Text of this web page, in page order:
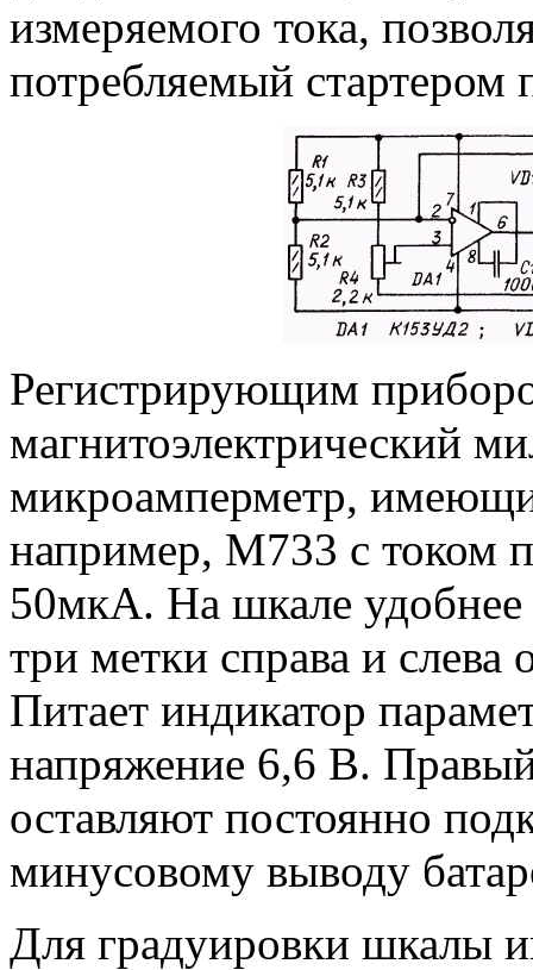
измеряемого тока,
потребляемый стартером
Регистрирующим
магнитоэлектрический
микроамперметр,
например, М733 с током
50мкА. На шкале удобнее
три метки справа и
Питает индикатор
напряжение 6,6 В.
оставляют постоянно
минусовому выводу
Для градуировки шкалы